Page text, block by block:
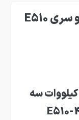
اینورتر 2.2 کیلووات سه فاز تکو سری E510
تحلیل و بررسی کوتاه اینورتر 2.2 کیلووات سه